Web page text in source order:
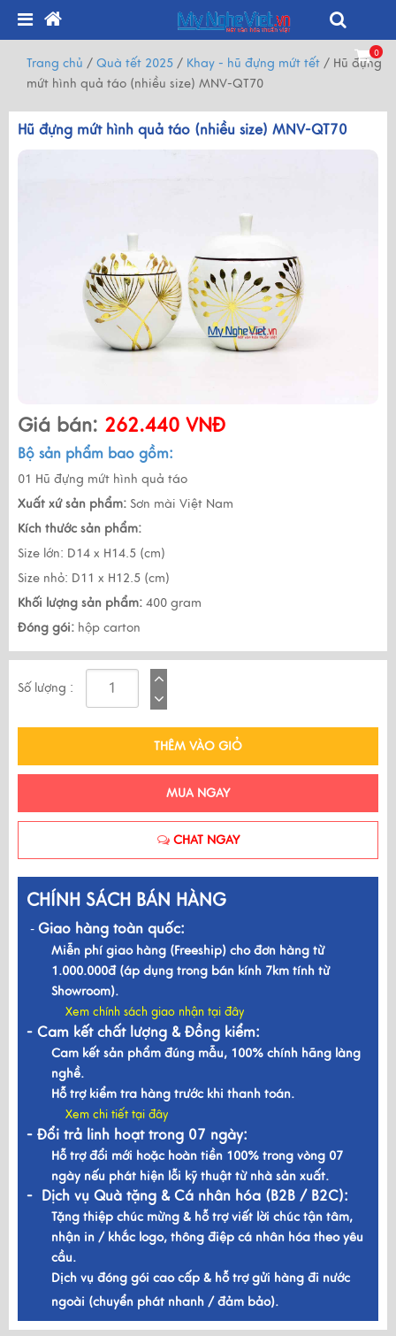
0
Trang chủ / Quà tết 2025 / Khay - hũ đựng mứt tết / Hũ đựng
mứt hình quả táo (nhiều size) MNV-QT70
Hũ đựng mứt hình quả táo (nhiều size) MNV-QT70
Giá bán: 262.440 VNĐ
Bộ sản phẩm bao gồm:
01 Hũ đựng mứt hình quả táo
Xuất xứ sản phẩm: Sơn mài Việt Nam
Kích thước sản phẩm:
Size lớn: D14 x H14.5 (cm)
Size nhỏ: D11 x H12.5 (cm)
Khối lượng sản phẩm: 400 gram
Đóng gói: hộp carton
Số lượng :
THÊM VÀO GIỎ
MUA NGAY
CHAT NGAY
CHÍNH SÁCH BÁN HÀNG
- Giao hàng toàn quốc:
Miễn phí giao hàng (Freeship) cho đơn hàng từ
1.000.000đ (áp dụng trong bán kính 7km tính từ
Showroom).
Xem chính sách giao nhận tại đây
- Cam kết chất lượng & Đồng kiểm:
Cam kết sản phẩm đúng mẫu, 100% chính hãng làng
nghề.
Hỗ trợ kiểm tra hàng trước khi thanh toán.
Xem chi tiết tại đây
- Đổi trả linh hoạt trong 07 ngày:
Hỗ trợ đổi mới hoặc hoàn tiền 100% trong vòng 07
ngày nếu phát hiện lỗi kỹ thuật từ nhà sản xuất.
- Dịch vụ Quà tặng & Cá nhân hóa (B2B / B2C):
Tặng thiệp chúc mừng & hỗ trợ viết lời chúc tận tâm,
nhận in / khắc logo, thông điệp cá nhân hóa theo yêu
cầu.
Dịch vụ đóng gói cao cấp & hỗ trợ gửi hàng đi nước
ngoài (chuyển phát nhanh / đảm bảo).